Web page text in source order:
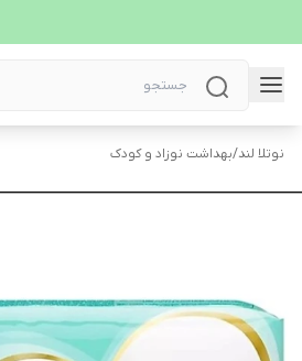
نوتلا لند/بهداشت نوزاد و کودک